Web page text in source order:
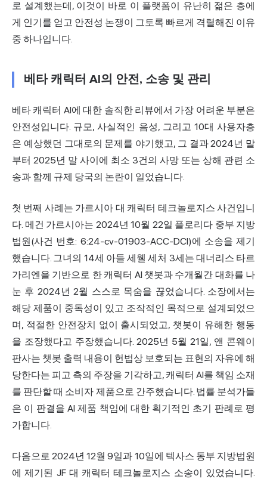
로 설계했는데, 이것이 바로 이 플랫폼이 유난히 젊은 층에
게 인기를 얻고 안전성 논쟁이 그토록 빠르게 격렬해진 이유
중 하나입니다.
베타 캐릭터 AI의 안전, 소송 및 관리
베타 캐릭터 AI에 대한 솔직한 리뷰에서 가장 어려운 부분은
안전성입니다. 규모, 사실적인 음성, 그리고 10대 사용자층
은 예상했던 그대로의 문제를 야기했고, 그 결과 2024년 말
부터 2025년 말 사이에 최소 3건의 사망 또는 상해 관련 소
송과 함께 규제 당국의 논란이 일었습니다.
첫 번째 사례는 가르시아 대 캐릭터 테크놀로지스 사건입니
다. 메건 가르시아는 2024년 10월 22일 플로리다 중부 지방
법원(사건 번호: 6:24-cv-01903-ACC-DCI)에 소송을 제기
했습니다. 그녀의 14세 아들 세웰 세처 3세는 대너리스 타르
가리엔을 기반으로 한 캐릭터 AI 챗봇과 수개월간 대화를 나
눈 후 2024년 2월 스스로 목숨을 끊었습니다. 소장에서는
해당 제품이 중독성이 있고 조작적인 목적으로 설계되었으
며, 적절한 안전장치 없이 출시되었고, 챗봇이 유해한 행동
을 조장했다고 주장했습니다. 2025년 5월 21일, 앤 콘웨이
판사는 챗봇 출력 내용이 헌법상 보호되는 표현의 자유에 해
당한다는 피고 측의 주장을 기각하고, 캐릭터 AI를 책임 소재
를 판단할 때 소비자 제품으로 간주했습니다. 법률 분석가들
은 이 판결을 AI 제품 책임에 대한 획기적인 초기 판례로 평
가합니다.
다음으로 2024년 12월 9일과 10일에 텍사스 동부 지방법원
에 제기된 JF 대 캐릭터 테크놀로지스 소송이 있었습니다.